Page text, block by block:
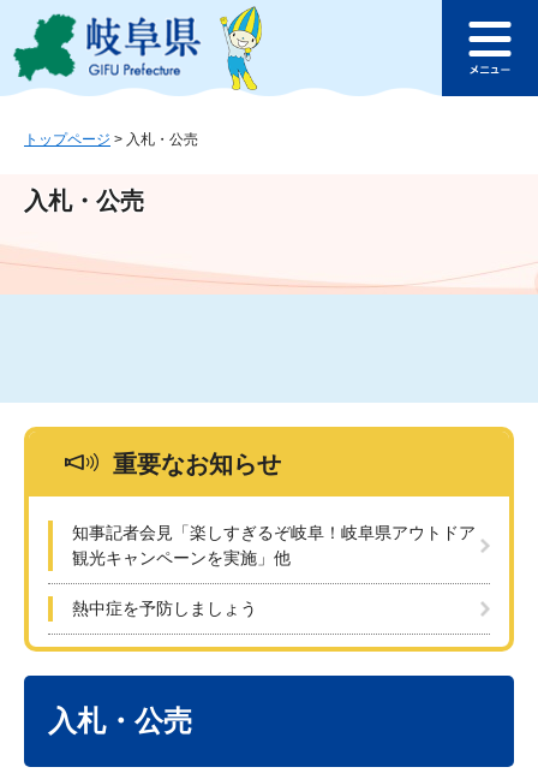
ジ
ュ
文
このページの本文へ
ュ
トップページ > 入札・公売
入札・公売
重要なお知らせ
知事記者会見「楽しすぎるぞ岐阜！岐阜県アウトドア
観光キャンペーンを実施」他
熱中症を予防しましょう
入札・公売